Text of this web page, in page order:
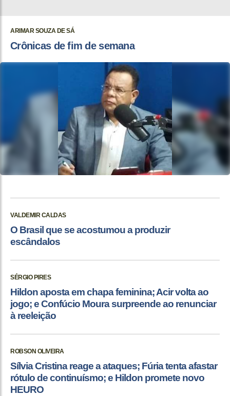
ARIMAR SOUZA DE SÁ
Crônicas de fim de semana
VALDEMIR CALDAS
O Brasil que se acostumou a produzir
escândalos
SÉRGIO PIRES
Hildon aposta em chapa feminina; Acir volta ao
jogo; e Confúcio Moura surpreende ao renunciar
à reeleição
ROBSON OLIVEIRA
Sílvia Cristina reage a ataques; Fúria tenta afastar
rótulo de continuísmo; e Hildon promete novo
HEURO